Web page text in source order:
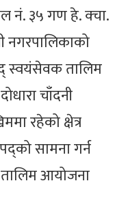
नं. ३५ गण हे. क्चा.
नगरपालिकाको
स्वयंसेवक तालिम
चाँदनी
रहेको क्षेत्र
सामना गर्न
आयोजना